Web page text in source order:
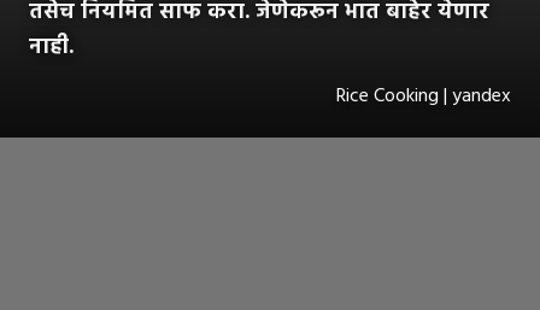
तसेच नियमित साफ करा. जेणेकरून भात बाहेर येणार
नाही.
Rice Cooking | yandex